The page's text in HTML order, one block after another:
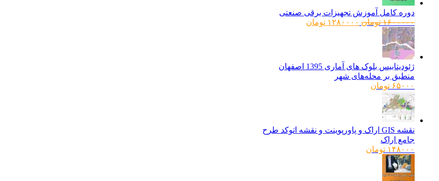
دوره کامل آموزش تجهیزات برقی صنعتی
۱۶۰۰۰۰۰ تومان قیمت
۱۲۸۰۰۰۰ تومان
ژئودیتابیس بلوک های آماری 1395 اصفهان
منطبق بر محله‌های شهر
۶۵۰۰۰ تومان
نقشه GIS اراک و پاورپوینت و نقشه اتوکد طرح
جامع اراک
۱۴۸۰۰۰ تومان